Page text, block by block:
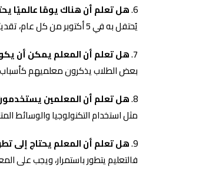
هل تعلم أن هناك يومًا عالميًا
يُحتفل به في 5 أكتوبر من كل عام، تقديرًا لجهودهم وعطائهم.
هل تعلم أن المعلم يمكن أن
بعض الطلاب يذكرون معلميهم
هل تعلم أن المعلمين
مثل استخدام التكنولوجيا والوسائط
هل تعلم أن المعلم يحتاج إلى
فالتعليم يتطور باستمرار، ويجب على